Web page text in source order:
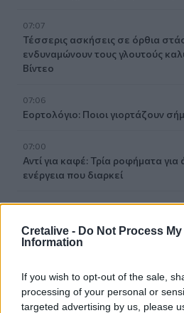
Cretalive - Do Not Process My
Information
If you wish to opt-out of the sale,
processing of your personal or
targeted advertising by us, please
07:07
Τέσσερις ασκήσεις σε όρθια
ενδυναμώνουν τους γλουτούς
Βίντεο
07:06
Εορτολόγιο: Ποιοι γιορτάζουν
07:00
Αντί για καφέ: Τρία ροφήματα
ενέργεια που διαρκεί
06:55
Πυρκαγιές: «Πολύ υψηλός» ο
Κρήτη - Δείτε χάρτη
Σητεία: Καλύτερη η εικόνα με
Βίντεο